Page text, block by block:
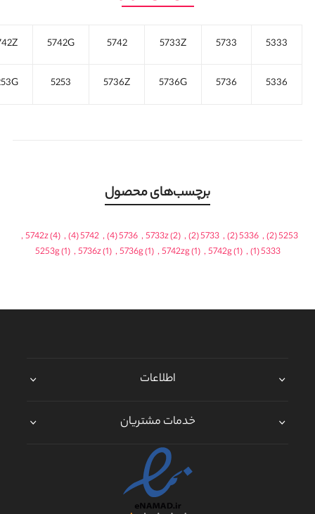
5333
5733
5733Z
5742
5742G
5336
5736
5736G
5736Z
5253
برچسب‌های محصول
5253
(2)
,
5336
(2)
,
5733
(2)
,
5733z(2)
,
5736
(4)
,
5742
(4)
,
5742z(4)
,
5333
(1)
,
5742g(1)
,
5742zg(1)
,
5736g(1)
,
5736z(1)
,
5253g(1)
اطلاعات
خدمات مشتریان